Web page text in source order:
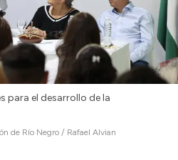
para el desarrollo de la
de Río Negro / Rafael Alvian